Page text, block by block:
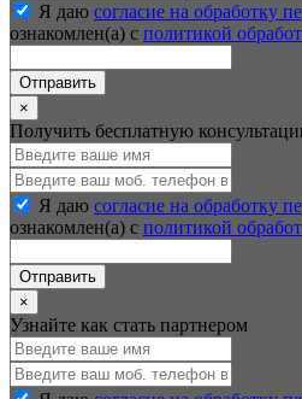
Я даю согласие на обработку
ознакомлен(а) с политикой
Отправить
×
Получить бесплатную
Я даю согласие на обработку
ознакомлен(а) с политикой
Отправить
×
Узнайте как стать партнером